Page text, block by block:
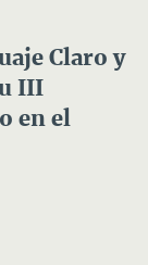
Claro y
III
en el